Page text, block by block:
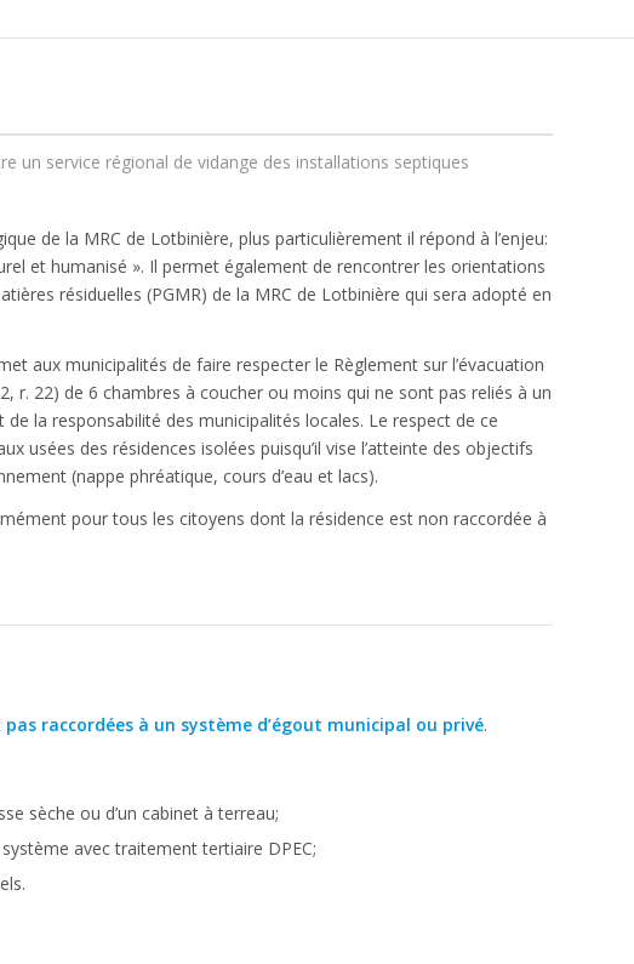
un service régional de vidange des installations septiques
de la MRC de Lotbinière, plus particulièrement il répond à l’enjeu:
et humanisé ». Il permet également de rencontrer les orientations
résiduelles (PGMR) de la MRC de Lotbinière qui sera adopté en
aux municipalités de faire respecter le Règlement sur l’évacuation
r. 22) de 6 chambres à coucher ou moins qui ne sont pas reliés à un
la responsabilité des municipalités locales. Le respect de ce
usées des résidences isolées puisqu’il vise l’atteinte des objectifs
(nappe phréatique, cours d’eau et lacs).
pour tous les citoyens dont la résidence est non raccordée à
pas raccordées à un système d’égout municipal ou privé.
sèche ou d’un cabinet à terreau;
avec traitement tertiaire DPEC;